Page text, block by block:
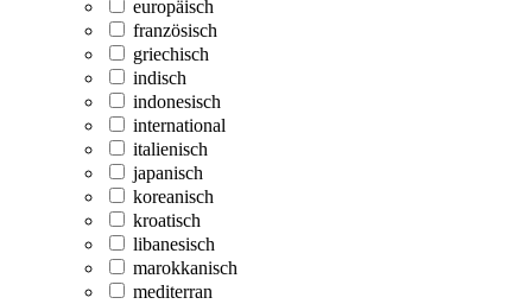
europäisch
französisch
griechisch
indisch
indonesisch
international
italienisch
japanisch
koreanisch
kroatisch
libanesisch
marokkanisch
mediterran